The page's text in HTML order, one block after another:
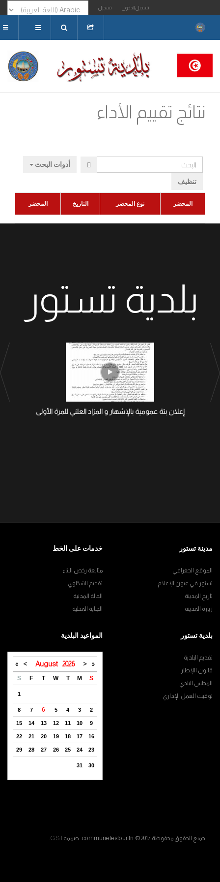
تسجيل الدخول تسجيل
البحث...
نتائج تقييم الأداء
البحث أدوات البحث
تنظيف
المحضر نوع المحضر التاريخ المحضر
بلدية تستور
إعلان بتة عمومية بالإشهار و المزاد العلني للمرة الأولى
مدينة تستور
الموقع الجغرافي
تستور في عيون الإعلام
تاريخ المدينة
زيارة المدينة
خدمات على الخط
متابعة رخص البناء
تقديم الشكاوي
الحالة المدنية
الجباية المحلية
بلدية تستور
تقديم البلدية
قانون اللإطار
المجلس البلدي
توقيت العمل الإداري
المواعيد البلدية
«
<
August 2026
>
»
S
M
T
W
T
F
S
1
2
3
4
5
6
7
8
9
10
11
12
13
14
15
16
17
18
19
20
21
22
23
24
25
26
27
28
29
30
31
جميع الحقوق محفوظة communetestour.tn © 2017. صممه G S I
.